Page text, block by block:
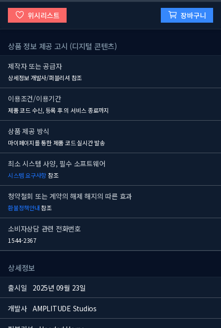
위시리스트 장바구니
상품 정보 제공 고시 (디지털 콘텐츠)
제작자 또는 공급자
상세정보 개발사/퍼블리셔 참조
이용조건/이용기간
제품 코드 수신, 등록 후의 서비스 종료까지
상품 제공 방식
마이페이지를 통한 제품 코드 실시간 발송
최소 시스템 사양, 필수 소프트웨어
시스템 요구사항참조
청약철회 또는 계약의 해제 해지의 따른 효과
환불정책안내참조
소비자상담 관련 전화번호
1544-2367
상세정보
출시일 2025년 09월 23일
개발사 AMPLITUDE Studios